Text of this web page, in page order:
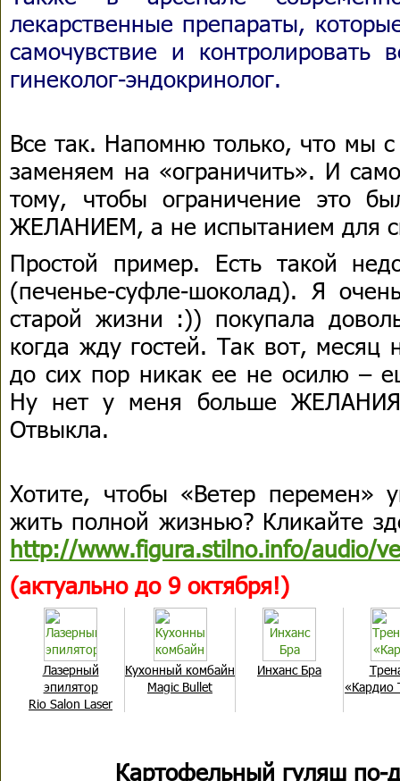
лекарственные препараты,
самочувствие и контролировать
гинеколог-эндокринолог.
Все так. Напомню только, что мы
заменяем на «ограничить». И
тому, чтобы ограничение это
ЖЕЛАНИЕМ, а не испытанием для
Простой пример. Есть такой
(печенье-суфле-шоколад). Я
старой жизни :)) покупала
когда жду гостей. Так вот, месяц
до сих пор никак ее не осилю –
Ну нет у меня больше ЖЕЛАНИЯ
Отвыкла.
Хотите, чтобы «Ветер перемен»
жить полной жизнью? Кликайте
http://www.figura.stilno.info/audio/
(актуально до 9 октября!)
Лазерный
эпилятop
Rio Salon Laser
Кухонный комбайн
Magic Bullet
Инханс Бра
«Кардио
Картофельный гуляш по-